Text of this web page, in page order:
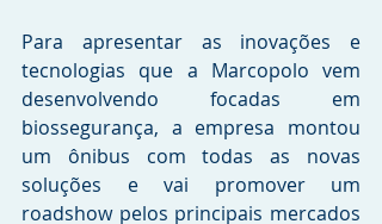
Para apresentar as inovações e
tecnologias que a Marcopolo vem
desenvolvendo focadas em
biossegurança, a empresa montou
um ônibus com todas as novas
soluções e vai promover um
roadshow pelos principais mercados